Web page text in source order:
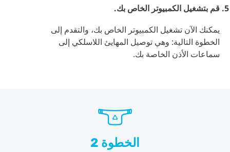
قم بتشغيل الكمبيوتر الخاص بك.
يمكنك الآن تشغيل الكمبيوتر الخاص بك، والتقدم إلى
الخطوة التالية: وهي توصيل المهايئ اللاسلكي إلى
سماعات الأذن الخاصة بك.
الخطوة 2